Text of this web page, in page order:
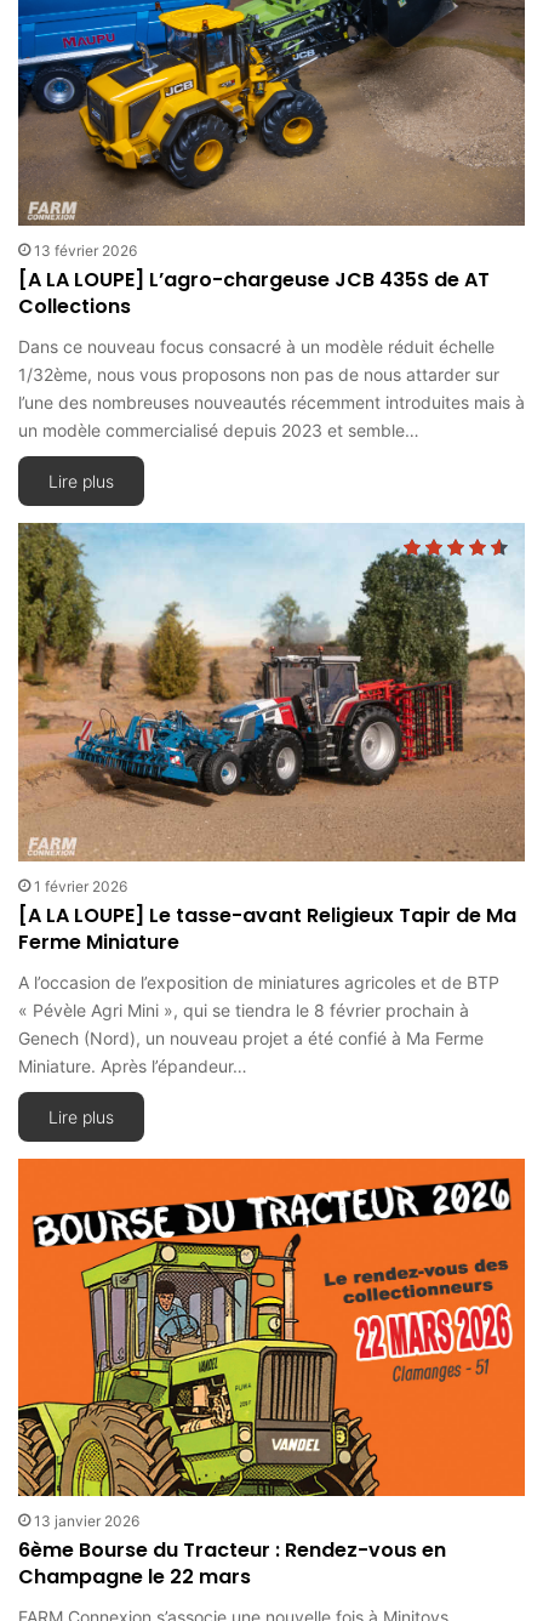
13 février 2026
[A LA LOUPE] L’agro-chargeuse JCB 435S de AT
Collections
Dans ce nouveau focus consacré à un modèle réduit échelle
1/32ème, nous vous proposons non pas de nous attarder sur
l’une des nombreuses nouveautés récemment introduites mais à
un modèle commercialisé depuis 2023 et semble…
Lire plus
1 février 2026
[A LA LOUPE] Le tasse-avant Religieux Tapir de Ma
Ferme Miniature
A l’occasion de l’exposition de miniatures agricoles et de BTP
« Pévèle Agri Mini », qui se tiendra le 8 février prochain à
Genech (Nord), un nouveau projet a été confié à Ma Ferme
Miniature. Après l’épandeur…
Lire plus
13 janvier 2026
6ème Bourse du Tracteur : Rendez-vous en
Champagne le 22 mars